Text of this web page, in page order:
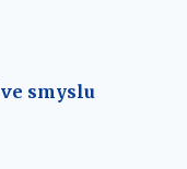
smyslu